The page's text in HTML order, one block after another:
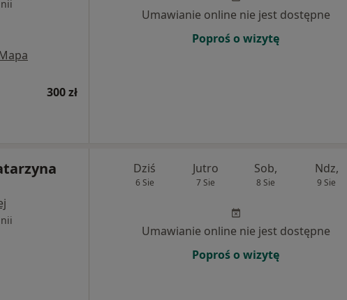
300 zł
Umawianie online nie jest dostępne
Poproś o wizytę
Dziś
6 Sie
Jutro
7 Sie
Sob,
8 Sie
Ndz,
9 Sie
Umawianie online nie jest dostępne
Poproś o wizytę